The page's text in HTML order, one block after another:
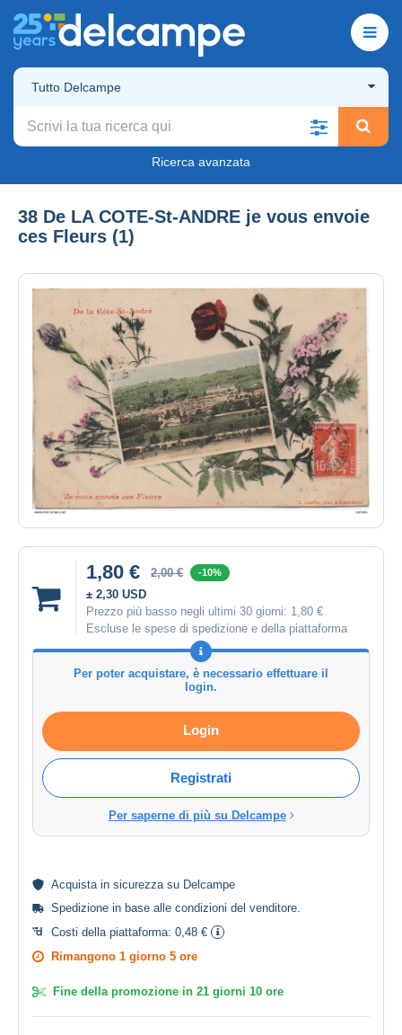
Tutto Delcampe
Ricerca avanzata
38 De LA COTE-St-ANDRE je vous envoie
ces Fleurs (1)
1,80 € 2,00 € -10%
± 2,30 USD
Prezzo più basso negli ultimi 30 giorni: 1,80 €
Escluse le spese di spedizione e della piattaforma
Per poter acquistare, è necessario effettuare il
login.
Login
Registrati
Per saperne di più su Delcampe
Acquista in sicurezzasu Delcampe
Spedizione in base alle condizioni del venditore.
Costi della piattaforma: 0,48 €
Rimangono 1 giorno 5 ore
Fine della promozione in 21 giorni 10 ore